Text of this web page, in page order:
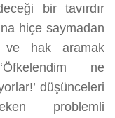
bir tavırdır
hiçe saymadan
ve hak aramak
ne
düşünceleri
problemli